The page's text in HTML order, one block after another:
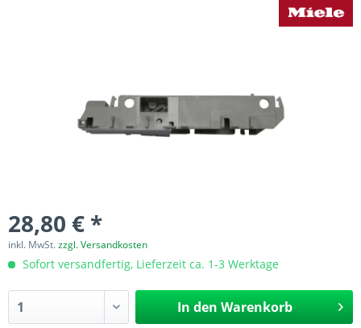
28,80 € *
inkl. MwSt.zzgl. Versandkosten
Sofort versandfertig, Lieferzeit ca. 1-3 Werktage
In den Warenkorb